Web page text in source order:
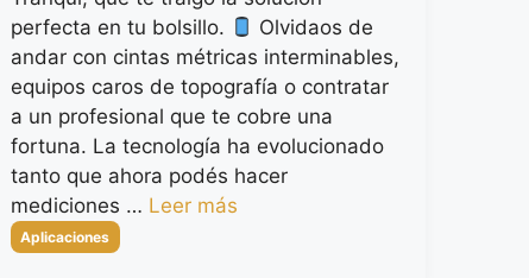
perfecta en tu bolsillo.
Olvidaos de
andar con cintas métricas interminables,
equipos caros de topografía o contratar
a un profesional que te cobre una
fortuna. La tecnología ha evolucionado
tanto que ahora podés hacer
mediciones … Leer más
Categorías
Aplicaciones